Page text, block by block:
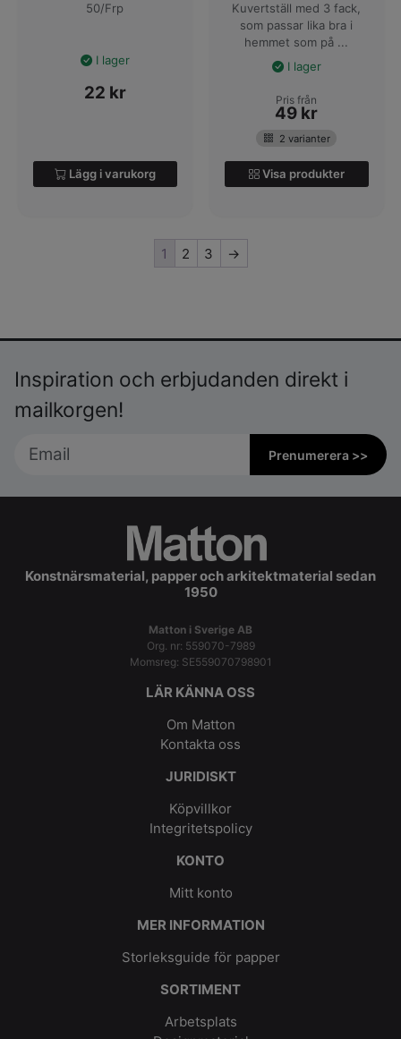
50/Frp
I lager
22 kr
Lägg i varukorg
Kuvertställ med 3 fack,
som passar lika bra i
hemmet som på ...
I lager
Pris från
49 kr
2 varianter
Visa produkter
1 2 3 →
Inspiration och erbjudanden direkt i
mailkorgen!
Prenumerera >>
Konstnärsmaterial, papper och arkitektmaterial sedan
1950
Matton i Sverige AB
Org. nr: 559070-7989
Momsreg: SE559070798901
LÄR KÄNNA OSS
Om Matton
Kontakta oss
JURIDISKT
Köpvillkor
Integritetspolicy
KONTO
Mitt konto
MER INFORMATION
Storleksguide för papper
SORTIMENT
Arbetsplats